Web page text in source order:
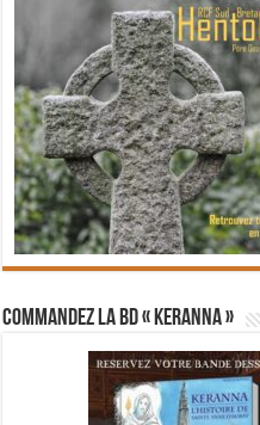
Commandez la BD « Keranna »